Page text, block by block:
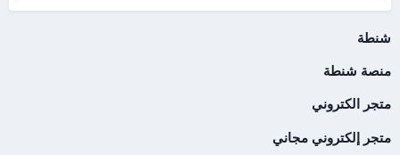
شنطة
منصة شنطة
متجر الكتروني
متجر إلكتروني مجاني